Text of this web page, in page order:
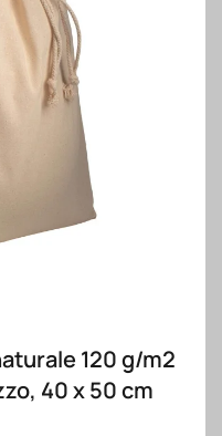
120 g/m2
40 x 50 cm